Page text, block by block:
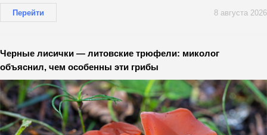
Перейти 8 августа 2026
Черные лисички — литовские трюфели: миколог
объяснил, чем особенны эти грибы